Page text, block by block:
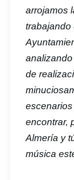
arrojamos
trabajando
de
encontrar,
Almería y
música